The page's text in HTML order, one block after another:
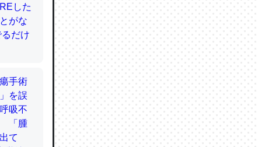
るので
ずキ